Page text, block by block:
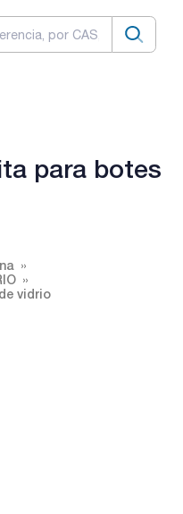
para botes
vidrio